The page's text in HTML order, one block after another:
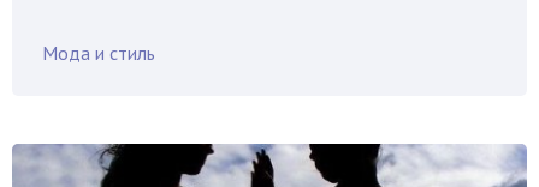
Мода и стиль